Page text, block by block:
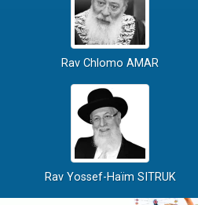
Rav Chlomo AMAR
Rav Yossef-Haïm SITRUK